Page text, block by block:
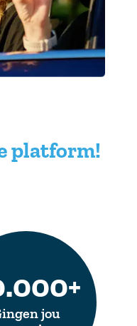
platform!
jou